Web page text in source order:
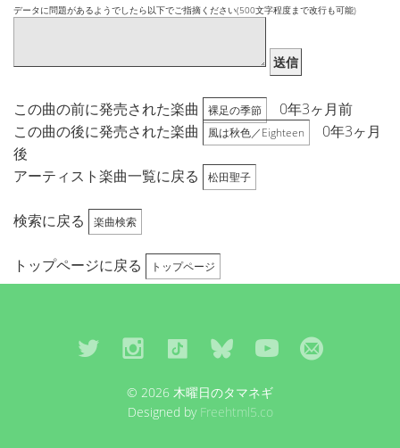
データに問題があるようでしたら以下でご指摘ください(500文字程度まで改行も可能)
送信
この曲の前に発売された楽曲 裸足の季節
0年3ヶ月前
この曲の後に発売された楽曲
風は秋色／Eighteen
0年3ヶ月
後
アーティスト楽曲一覧に戻る
松田聖子
検索に戻る 楽曲検索
トップページに戻る トップページ
© 2026 木曜日のタマネギ
Designed by Freehtml5.co